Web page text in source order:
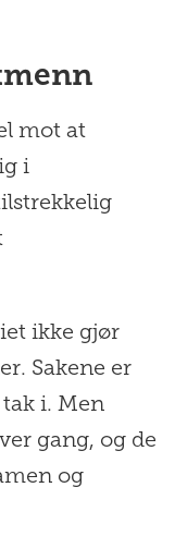
mot at
i
ikke gjør
Sakene er
i. Men
gang, og de
og